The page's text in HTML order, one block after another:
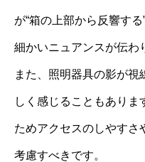
が“箱の上部から反響す
細かいニュアンスが伝わ
また、照明器具の影が
しく感じることもありま
ためアクセスのしやすさ
考慮すべきです。